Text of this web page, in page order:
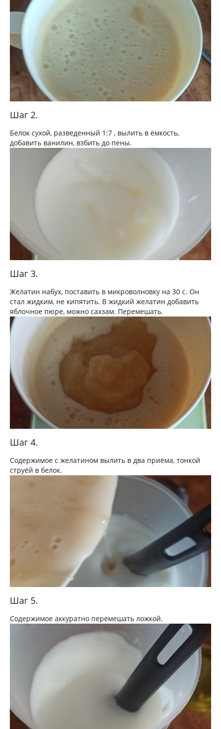
Шаг 2.
Белок сухой, разведенный 1:7 , вылить в ёмкость,
добавить ванилин, взбить до пены.
Шаг 3.
Желатин набух, поставить в микроволновку на 30 с. Он
стал жидким, не кипятить. В жидкий желатин добавить
яблочное пюре, можно сахзам. Перемешать.
Шаг 4.
Содержимое с желатином вылить в два приёма, тонкой
струёй в белок.
Шаг 5.
Содержимое аккуратно перемешать ложкой.